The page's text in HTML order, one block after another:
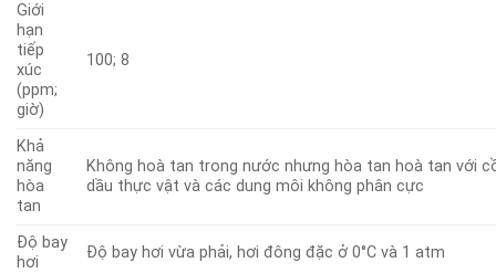
Giới
hạn
tiếp
xúc
(ppm;
giờ)
100; 8
Khả
năng
hòa
tan
Không hoà tan trong nước nhưng hòa tan hoà tan với
dầu thực vật và các dung môi không phân cực
Độ bay
hơi
Độ bay hơi vừa phải, hơi đông đặc ở 0°C và 1 atm